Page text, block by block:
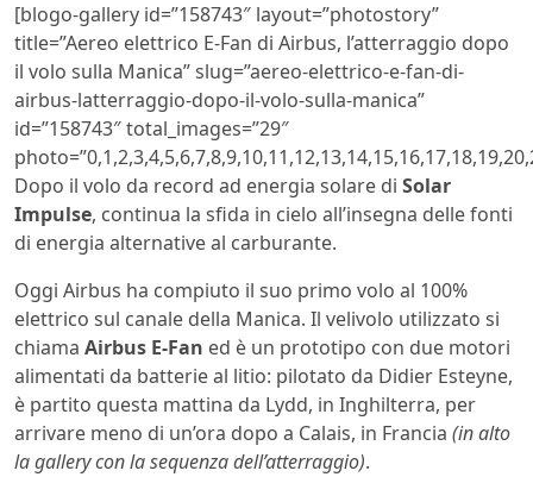
[blogo-gallery id=”158743″ layout=”photostory”
title=”Aereo elettrico E-Fan di Airbus, l’atterraggio dopo
il volo sulla Manica” slug=”aereo-elettrico-e-fan-di-
airbus-latterraggio-dopo-il-volo-sulla-manica”
id=”158743″ total_images=”29″
Dopo il volo da record ad energia solare di Solar
Impulse, continua la sfida in cielo all’insegna delle fonti
di energia alternative al carburante.
Oggi Airbus ha compiuto il suo primo volo al 100%
elettrico sul canale della Manica. Il velivolo utilizzato si
chiama Airbus E-Fan ed è un prototipo con due motori
alimentati da batterie al litio: pilotato da Didier Esteyne,
è partito questa mattina da Lydd, in Inghilterra, per
arrivare meno di un’ora dopo a Calais, in Francia (in alto
la gallery con la sequenza dell’atterraggio).